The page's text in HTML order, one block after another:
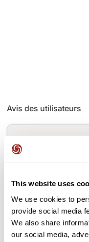
This website uses
We use cookies to
provide social media
We also share
our social media,
Avis des utilisateurs
Cols le long du